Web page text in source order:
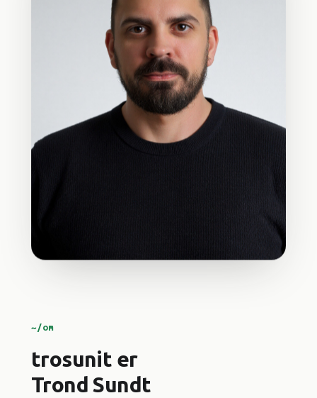
~/om
trosunit er
Trond Sundt